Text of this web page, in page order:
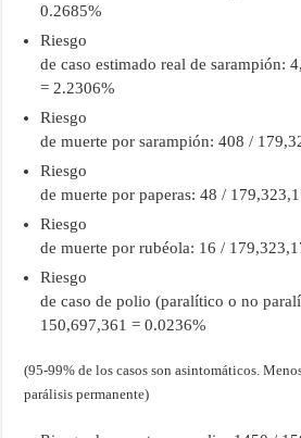
0.2685%
Riesgo
de caso estimado real de sarampión:
= 2.2306%
Riesgo
de muerte por sarampión: 408 /
Riesgo
de muerte por paperas: 48 /
Riesgo
de muerte por rubéola: 16 /
Riesgo
de caso de polio (paralítico o no
150,697,361 = 0.0236%
(95-99% de los casos son asintomáticos.
parálisis permanente)